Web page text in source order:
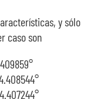
y sólo
caso son